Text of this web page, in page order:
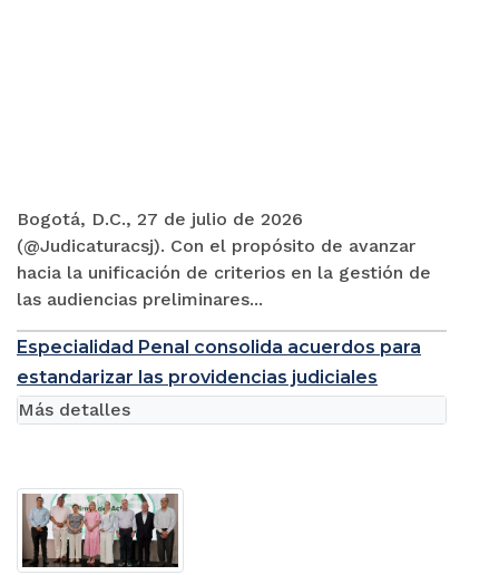
Bogotá, D.C., 27 de julio de 2026
(@Judicaturacsj). Con el propósito de avanzar
hacia la unificación de criterios en la gestión de
las audiencias preliminares...
Especialidad Penal consolida acuerdos para
estandarizar las providencias judiciales
Más detalles